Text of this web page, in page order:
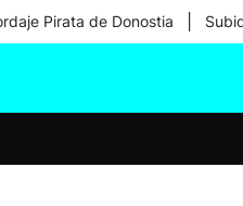
Pirata de Donostia